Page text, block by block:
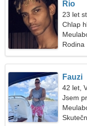
Rio
23 let
Chlap
Rodina
Fauzi
42 let,
Jsem